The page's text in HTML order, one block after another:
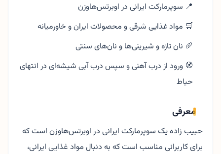
📍 سوپرمارکت ایرانی در اوبرتس‌هاوزن
🛒 مواد غذایی شرقی و محصولات ایران و خاورمیانه
🥖 نان تازه و شیرینی‌ها و نان‌های سنتی
🧭 ورود از درب آهنی و سپس درب آبی شیشه‌ای در انتهای
حیاط
معرفی
حبیب زاده یک سوپرمارکت ایرانی در اوبرتس‌هاوزن است که
برای کاربرانی مناسب است که به دنبال مواد غذایی ایرانی،